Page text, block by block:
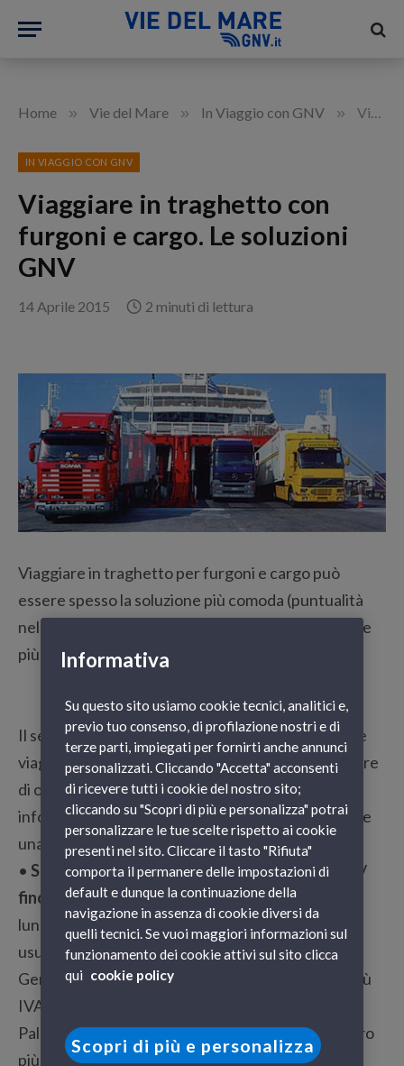
Home » Vie del Mare » In Viaggio con GNV » Viaggiare in traghetto con furgoni e cargo. Le soluzioni GNV
IN VIAGGIO CON GNV
Viaggiare in traghetto con
furgoni e cargo. Le soluzioni
GNV
14 Aprile 2015 2 minuti di lettura
Viaggiare in traghetto per furgoni e cargo può
essere spesso la soluzione più comoda (puntualità
nelle consegne, evitando gli ingorghi del traffico) e
più economica.
Il servizio GNV garantisce anche a tutti coloro che
viaggiano con furgoni e cargo al seguito di usufruire
di offerte e promozioni dedicate. Ecco alcune
informazioni e le soluzioni disponibili per prenotare
una tratta a bordo delle nostre imbarcazioni:
• Speciale Furgoni: se si viaggia sui traghetti GNV
fino al 31 maggio 2015, gli autisti di furgoni di
lunghezza compresa tra i 4 e i 6 metri potranno
usufruire dellapromozioneattiva per le tratte
Genova-Palermo o Palermo-Genova a 299 euro più
IVA e Civitavecchia-Palermo/Termini Imerese o
Palermo/Termini Imerese-Civitavecchia a 199 euro
più IVA.
Informativa
Su questo sito usiamo cookie tecnici, analitici e,
previo tuo consenso, di profilazione nostri e di
terze parti, impiegati per fornirti anche annunci
personalizzati. Cliccando "Accetta" acconsenti
di ricevere tutti i cookie del nostro sito;
cliccando su "Scopri di più e personalizza" potrai
personalizzare le tue scelte rispetto ai cookie
presenti nel sito. Cliccare il tasto "Rifiuta"
comporta il permanere delle impostazioni di
default e dunque la continuazione della
navigazione in assenza di cookie diversi da
quelli tecnici. Se vuoi maggiori informazioni sul
funzionamento dei cookie attivi sul sito clicca
qui cookie policy
Scopri di più e personalizza